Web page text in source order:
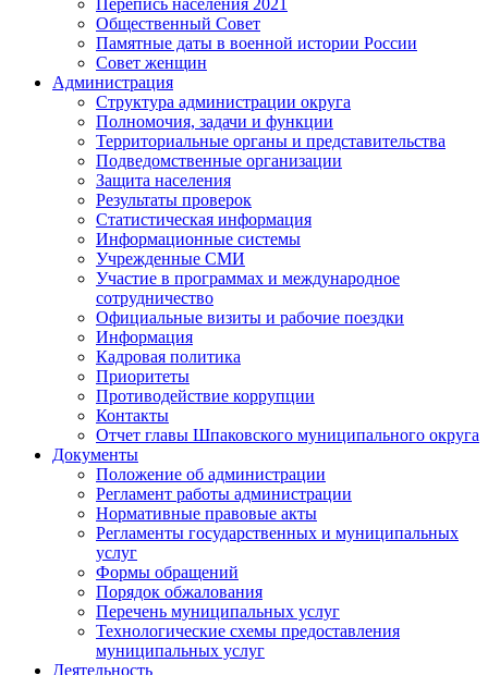
Перепись населения 2021
Общественный Совет
Памятные даты в военной истории России
Совет женщин
Администрация
Структура администрации округа
Полномочия, задачи и функции
Территориальные органы и представительства
Подведомственные организации
Защита населения
Результаты проверок
Статистическая информация
Информационные системы
Учрежденные СМИ
Участие в программах и международное
сотрудничество
Официальные визиты и рабочие поездки
Информация
Кадровая политика
Приоритеты
Противодействие коррупции
Контакты
Отчет главы Шпаковского муниципального округа
Документы
Положение об администрации
Регламент работы администрации
Нормативные правовые акты
Регламенты государственных и муниципальных
услуг
Формы обращений
Порядок обжалования
Перечень муниципальных услуг
Технологические схемы предоставления
муниципальных услуг
Деятельность